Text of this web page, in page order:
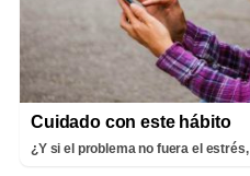
Cuidado con este hábito
¿Y si el problema no fuera el